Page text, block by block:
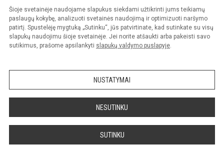
Šioje svetainėje naudojame slapukus siekdami užtikrinti jums teikiamų
paslaugų kokybę, analizuoti svetainės naudojimą ir optimizuoti naršymo
patirtį. Spustelėję mygtuką „Sutinku“, jūs patvirtinate, kad sutinkate su visų
slapukų naudojimu šioje svetainėje. Jei norite atšaukti arba pakeisti savo
sutikimus, prašome apsilankyti slapukų valdymo puslapyje.
NUSTATYMAI
NESUTINKU
SUTINKU
© 2021. Biržų „Saulės“ gimnazija. Visos teisės saugomos.
Kopijuoti turinį be raštiško gimnazijos sutikimo griežtai draudžiama.
Prieinamumo paraiška Slapukų valdymas
Sumanus būdas atnaujinti